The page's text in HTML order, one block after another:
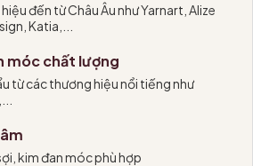
đến từ Châu Âu như Yarnart, Alize
Katia,...
móc chất lượng
từ các thương hiệu nổi tiếng như
kim đan móc phù hợp